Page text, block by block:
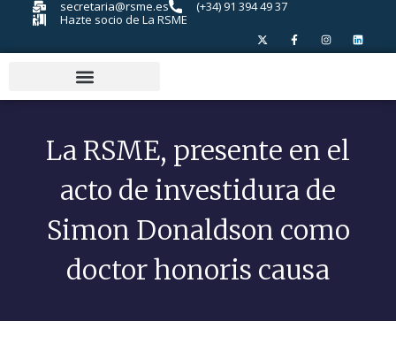
secretaria@rsme.es
(+34) 91 394 49 37
Hazte socio de La RSME
La RSME, presente en el
acto de investidura de
Simon Donaldson como
doctor honoris causa